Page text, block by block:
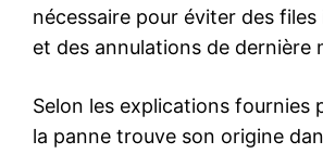
nécessaire pour éviter des
et des annulations de dernière
Selon les explications fournies
la panne trouve son origine